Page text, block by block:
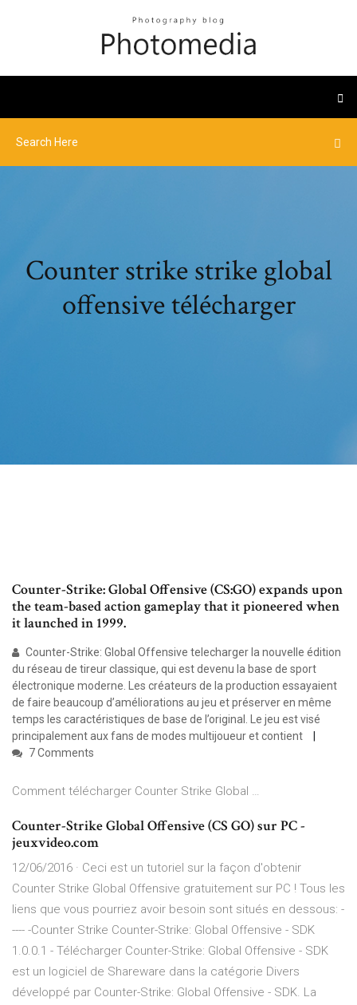
Counter strike strike global
offensive télécharger
Counter-Strike: Global Offensive (CS:GO) expands upon
the team-based action gameplay that it pioneered when
it launched in 1999.
Counter-Strike: Global Offensive telecharger la nouvelle édition
du réseau de tireur classique, qui est devenu la base de sport
électronique moderne. Les créateurs de la production essayaient
de faire beaucoup d’améliorations au jeu et préserver en même
temps les caractéristiques de base de l’original. Le jeu est visé
principalement aux fans de modes multijoueur et contient
7 Comments
Comment télécharger Counter Strike Global …
Counter-Strike Global Offensive (CS GO) sur PC -
jeuxvideo.com
12/06/2016 · Ceci est un tutoriel sur la façon d'obtenir
Counter Strike Global Offensive gratuitement sur PC ! Tous les
liens que vous pourriez avoir besoin sont situés en dessous: -
---- -Counter Strike Counter-Strike: Global Offensive - SDK
1.0.0.1 - Télécharger Counter-Strike: Global Offensive - SDK
est un logiciel de Shareware dans la catégorie Divers
développé par Counter-Strike: Global Offensive - SDK. La